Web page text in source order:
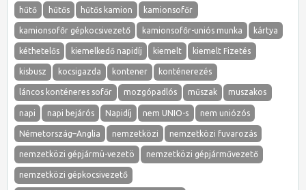
hűtő hűtős hűtős kamion kamionsofőr
kamionsofőr gépkocsivezető kamionsofőr-uniós munka kártya
kéthetelős kiemelkedő napidíj kiemelt kiemelt Fizetés
kisbusz kocsigazda kontener konténerezés
láncos konténeres sofőr mozgópadlós műszak muszakos
napi napi bejárós Napidíj nem UNIO-s nem uniózós
Németország–Anglia nemzetközi nemzetközi fuvarozás
nemzetközi gépjármü-vezetö nemzetközi gépjárművezető
nemzetközi gépkocsivezető